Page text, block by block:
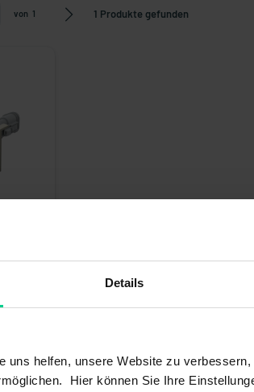
Details
uns helfen, unsere Website zu
Hier können Sie Ihre
von 1 1 Produkte gefunden